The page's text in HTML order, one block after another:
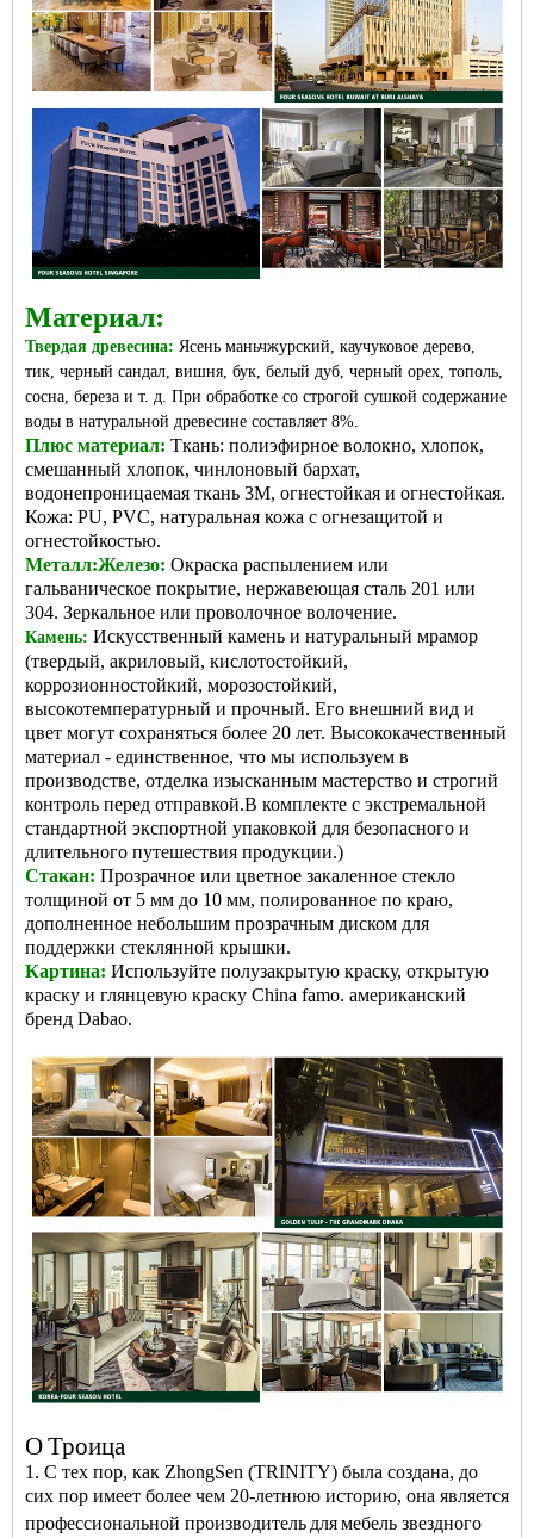
Материал:
Твердая древесина: Ясень маньчжурский, каучуковое дерево,
тик, черный сандал, вишня, бук, белый дуб, черный орех, тополь,
сосна, береза ​​и т. д. При обработке со строгой сушкой содержание
воды в натуральной древесине составляет 8%.
Плюс материал: Ткань: полиэфирное волокно, хлопок,
смешанный хлопок, чинлоновый бархат,
водонепроницаемая ткань 3M, огнестойкая и огнестойкая.
Кожа: PU, PVC, натуральная кожа с огнезащитой и
огнестойкостью.
Металл:Железо: Окраска распылением или
гальваническое покрытие, нержавеющая сталь 201 или
304. Зеркальное или проволочное волочение.
Камень: Искусственный камень и натуральный мрамор
(твердый, акриловый, кислотостойкий,
коррозионностойкий, морозостойкий,
высокотемпературный и прочный. Его внешний вид и
цвет могут сохраняться более 20 лет. Высококачественный
материал - единственное, что мы используем в
производстве, отделка изысканным мастерство и строгий
контроль перед отправкой.В комплекте с экстремальной
стандартной экспортной упаковкой для безопасного и
длительного путешествия продукции.)
Стакан: Прозрачное или цветное закаленное стекло
толщиной от 5 мм до 10 мм, полированное по краю,
дополненное небольшим прозрачным диском для
поддержки стеклянной крышки.
Картина: Используйте полузакрытую краску, открытую
краску и глянцевую краску China famo. американский
бренд Dabao.
ОТроица
1. С тех пор, как ZhongSen (TRINITY) была создана, до
сих пор имеет более чем 20-летнюю историю, она является
профессиональной производитель длямебель звездного